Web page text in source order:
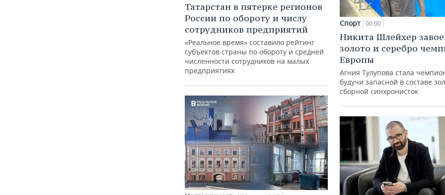
Татарстан в пятерке регионов
России по обороту и числу
сотрудников предприятий
«Реальное время» составило рейтинг
субъектов страны по обороту и средней
численности сотрудников на малых
предприятиях
Спорт 00:00
Никита Шлейхер
золото и серебро
Европы
Агния Тулупова стала
будучи запасной в составе
сборной синхронисток